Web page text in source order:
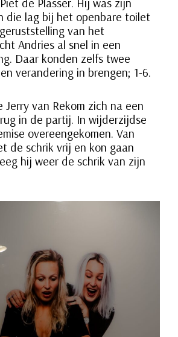
die lag bij het openbare toilet
van het
Andries al snel in een
Daar konden zelfs twee
verandering in brengen; 1-6.
van Rekom zich na een
in de partij. In wijderzijdse
overeengekomen. Van
de schrik vrij en kon gaan
hij weer de schrik van zijn